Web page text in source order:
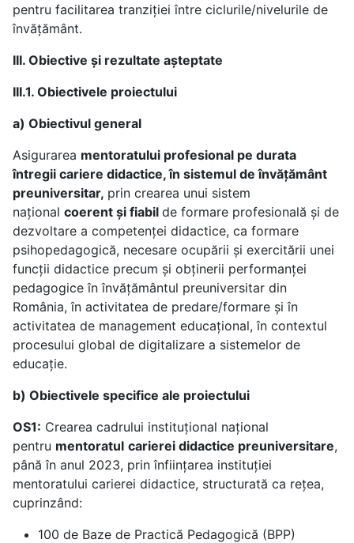
pentru facilitarea tranziției între ciclurile/nivelurile de
învățământ.
III. Obiective și rezultate așteptate
III.1. Obiectivele proiectului
a) Obiectivul general
Asigurarea mentoratului profesional pe durata
întregii cariere didactice, în sistemul de învățământ
preuniversitar, prin crearea unui sistem
național coerent și fiabil de formare profesională și de
dezvoltare a competenței didactice, ca formare
psihopedagogică, necesare ocupării și exercitării unei
funcții didactice precum și obținerii performanței
pedagogice în învățământul preuniversitar din
România, în activitatea de predare/formare și în
activitatea de management educațional, în contextul
procesului global de digitalizare a sistemelor de
educație.
b) Obiectivele specifice ale proiectului
OS1: Crearea cadrului instituțional național
pentru mentoratul carierei didactice preuniversitare,
până în anul 2023, prin înființarea instituției
mentoratului carierei didactice, structurată ca rețea,
cuprinzând:
100 de Baze de Practică Pedagogică (BPP)